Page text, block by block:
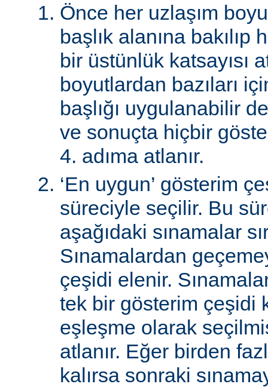
Önce her uzlaşım
başlık alanına
bir üstünlük katsayısı
boyutlardan bazıları
başlığı uygulanabilir
ve sonuçta hiçbir
4. adıma atlanır.
‘En uygun’ gösterim
süreciyle seçilir. Bu
aşağıdaki sınamalar
Sınamalardan
çeşidi elenir.
tek bir gösterim çeşidi
eşleşme olarak
atlanır. Eğer birden
kalırsa sonraki